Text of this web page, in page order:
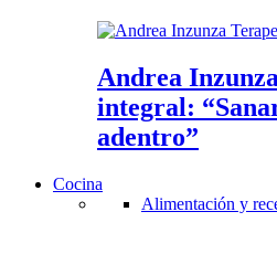
Andrea
integral:
adentro”
Cocina
Alimentación y